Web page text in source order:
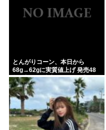
とんがりコーン、本日から
68g→62gに実質値上げ 発売48
年で初の箱縮小 メーカー「CO2
も1067トン削減できます笑」